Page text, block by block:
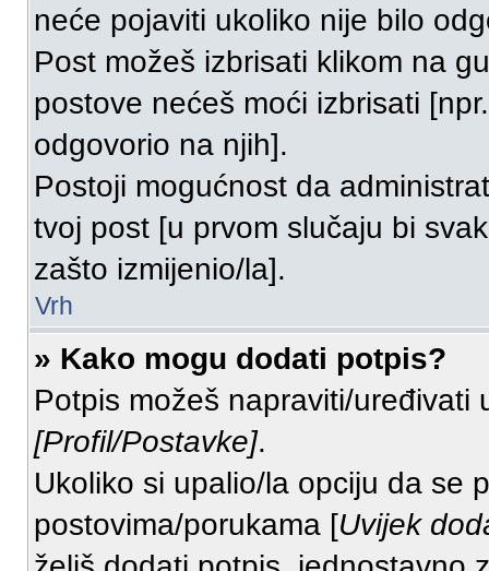
neće pojaviti ukoliko nije bilo
Post možeš izbrisati klikom na
postove nećeš moći izbrisati
odgovorio na njih].
Postoji mogućnost da
tvoj post [u prvom slučaju bi
zašto izmijenio/la].
Vrh
» Kako mogu dodati potpis?
Potpis možeš napraviti/uređivati
[Profil/Postavke].
Ukoliko si upalio/la opciju da se
postovima/porukama [Uvijek